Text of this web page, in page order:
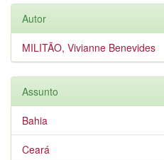
Autor
MILITÃO, Vivianne Benevides
Assunto
Bahia
Ceará